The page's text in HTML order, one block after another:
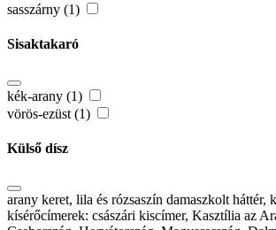
sasszárny (1)
Sisaktakaró
kék-arany (1)
vörös-ezüst (1)
Külső dísz
arany keret, lila és rózsaszín damaszkolt háttér,
kísérőcímerek: császári kiscímer, Kasztília az